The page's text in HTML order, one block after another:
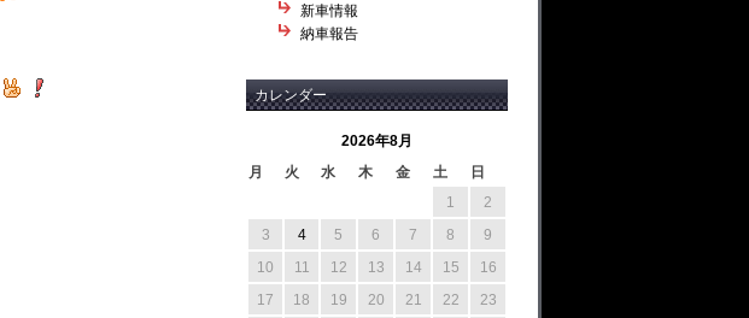
新車情報
納車報告
カレンダー
2026年8月
月
火 水 木 金 土
日
1
2
3
4 5 6 7 8
9
10
11 12 13 14 15
16
17
18 19 20 21 22
23